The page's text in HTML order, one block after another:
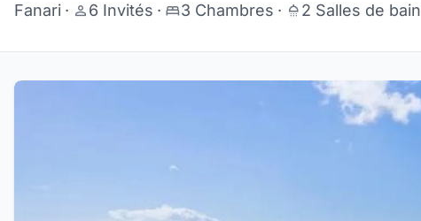
Fanari · 6 Invités · 3 Chambres · 2 Salles de bain